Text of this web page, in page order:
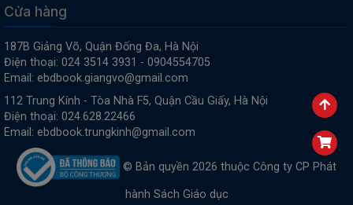
Cửa hàng
187B Giảng Võ, Quận Đống Đa, Hà Nội
Điện thoại: 024 3514 3931 - 0904554705
Email: ebdbook.giangvo@gmail.com
112 Trung Kính - Tòa Nhà F5, Quận Cầu Giấy, Hà Nội
Điện thoại: 024.628.22466
Email: ebdbook.trungkinh@gmail.com
© Bản quyền 2026 thuộc Công ty CP Phát
hành Sách Giáo dục